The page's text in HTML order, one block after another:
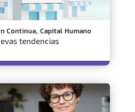
Continua, Capital Humano
tendencias